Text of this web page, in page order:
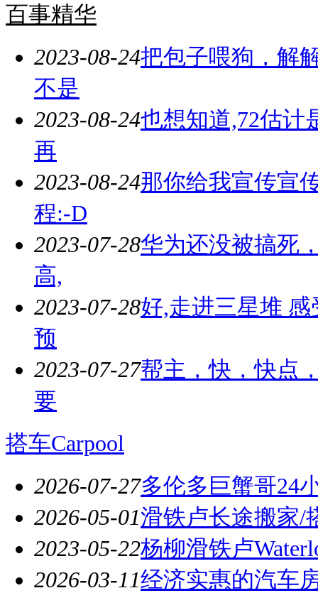
百事精华
2023-08-24把包子喂狗，解
不是
2023-08-24也想知道,72估计
再
2023-08-24那你给我宣传宣
程:-D
2023-07-28华为还没被搞死
高,
2023-07-28好,走进三星堆
预
2023-07-27帮主，快，快点
要
搭车Carpool
2026-07-27多伦多巨蟹哥24
2026-05-01滑铁卢长途搬家/
2023-05-22杨柳滑铁卢
2026-03-11经济实惠的汽车